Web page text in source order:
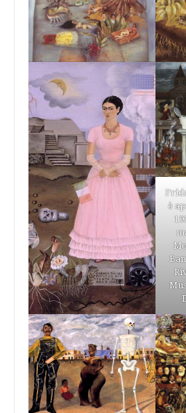
è